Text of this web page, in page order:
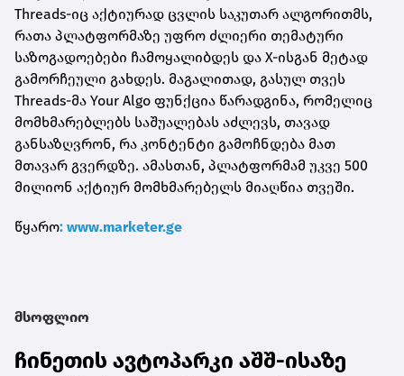
Threads-იც აქტიურად ცვლის საკუთარ ალგორითმს,
რათა პლატფორმაზე უფრო ძლიერი თემატური
საზოგადოებები ჩამოყალიბდეს და X-ისგან მეტად
გამორჩეული გახდეს. მაგალითად, გასულ თვეს
Threads-მა Your Algo ფუნქცია წარადგინა, რომელიც
მომხმარებლებს საშუალებას აძლევს, თავად
განსაზღვრონ, რა კონტენტი გამოჩნდება მათ
მთავარ გვერდზე. ამასთან, პლატფორმამ უკვე 500
მილიონ აქტიურ მომხმარებელს მიაღწია თვეში.
წყარო: www.marketer.ge
მსოფლიო
ჩინეთის ავტოპარკი აშშ-ისაზე